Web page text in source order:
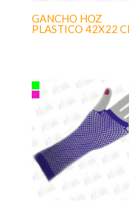
GANCHO HOZ
PLASTICO 42X22